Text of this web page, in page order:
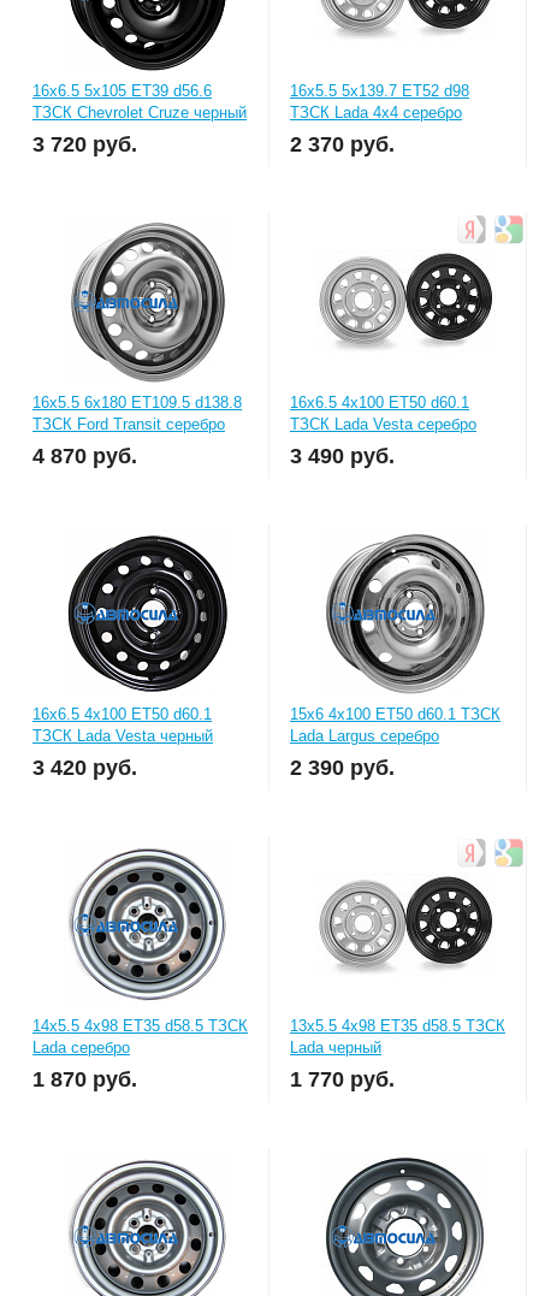
16x6.5 5x105 ET39 d56.6
ТЗСК Chevrolet Cruze черный
3 720 руб.
16x5.5 5x139.7 ET52 d98
ТЗСК Lada 4x4 серебро
2 370 руб.
16x5.5 6x180 ET109.5 d138.8
ТЗСК Ford Transit серебро
4 870 руб.
16x6.5 4x100 ET50 d60.1
ТЗСК Lada Vesta серебро
3 490 руб.
16x6.5 4x100 ET50 d60.1
ТЗСК Lada Vesta черный
3 420 руб.
15x6 4x100 ET50 d60.1 ТЗСК
Lada Largus серебро
2 390 руб.
14x5.5 4x98 ET35 d58.5 ТЗСК
Lada серебро
1 870 руб.
13x5.5 4x98 ET35 d58.5 ТЗСК
Lada черный
1 770 руб.